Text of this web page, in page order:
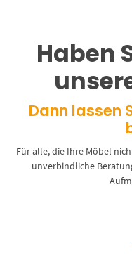
Haben
Dann lassen
Für alle, die Ihre Möbel
unverbindliche